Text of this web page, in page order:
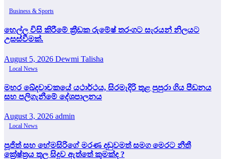
Business & Sports
හෙල්ල විසි කිරීමේ ක්‍රීඩක රුමේෂ් තරංගට සැරයන් නිලයට
උසස්වීමක්.
August 5, 2026 Dewmi Talisha
Local News
මහර ඛේදවාචකයේ යථාර්ථය, සිරමැදිරි තුළ පුපුරා ගිය පීඩනය
සහ පලිගැනීමේ දේශපාලනය
August 3, 2026 admin
Local News
පූජිත් සහ හේමසිරිගේ මරණ දඩුවමත් සමග මෙරට නීතී
ක්‍රේෂ්ත්‍රය තුල සිදුව ඇත්තේ කුමක්ද ?